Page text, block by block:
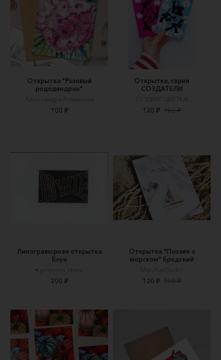
Открытка "Розовый
рододендрон"
Александра Романова
100 ₽
Открытка, серия
СОЗДАТЕЛИ
ПОДВИГ ЦВЕТКА
120 ₽ 150 ₽
Линогравюрная открытка
Боуи
• princess store
200 ₽
Открытка "Поэзия о
морском" Бродский
MaryKatStudio
120 ₽ 150 ₽